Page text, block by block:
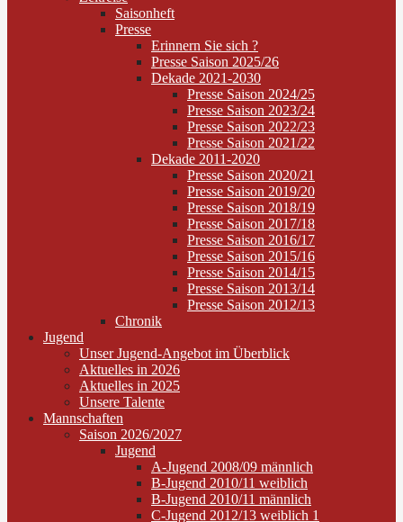
Saisonheft
Presse
Erinnern Sie sich ?
Presse Saison 2025/26
Dekade 2021-2030
Presse Saison 2024/25
Presse Saison 2023/24
Presse Saison 2022/23
Presse Saison 2021/22
Dekade 2011-2020
Presse Saison 2020/21
Presse Saison 2019/20
Presse Saison 2018/19
Presse Saison 2017/18
Presse Saison 2016/17
Presse Saison 2015/16
Presse Saison 2014/15
Presse Saison 2013/14
Presse Saison 2012/13
Chronik
Jugend
Unser Jugend-Angebot im Überblick
Aktuelles in 2026
Aktuelles in 2025
Unsere Talente
Mannschaften
Saison 2026/2027
Jugend
A-Jugend 2008/09 männlich
B-Jugend 2010/11 weiblich
B-Jugend 2010/11 männlich
C-Jugend 2012/13 weiblich 1